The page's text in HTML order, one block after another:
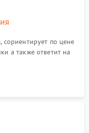
по цене
а также ответит на